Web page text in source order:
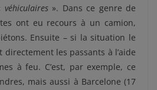
véhiculaires». Dans ce genre de
ont eu recours à un camion,
Ensuite – si la situation le
les passants à l’aide
à feu. C’est, par exemple, ce
mais aussi à Barcelone (17